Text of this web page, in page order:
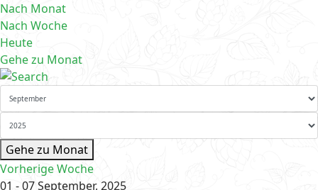
Nach Monat
Nach Woche
Heute
Gehe zu Monat
Gehe zu Monat
Vorherige Woche
01 - 07 September, 2025